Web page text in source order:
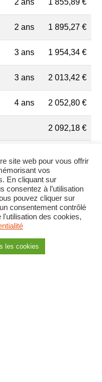
2 ans 1 855,89 €
2 ans 1 895,27 €
3 ans 1 954,34 €
3 ans 2 013,42 €
4 ans 2 052,80 €
2 092,18 €
site web pour vous offrir
vos
En cliquant sur
consentez à l’utilisation
pouvez cliquer sur
consentement contrôlé
des cookies,
les cookies